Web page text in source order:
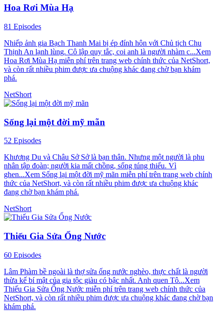
Hoa Rơi Mùa Hạ
81 Episodes
Nhiếp ảnh gia Bạch Thanh Mai bị ép đính hôn với Chủ tịch Chu
Thịnh An lạnh lùng. Cô lập quy tắc, coi anh là người nhàm c...Xem
Hoa Rơi Mùa Hạ miễn phí trên trang web chính thức của NetShort,
và còn rất nhiều phim được ưa chuộng khác đang chờ bạn khám
phá.
NetShort
Sống lại một đời mỹ mãn
52 Episodes
Khương Du và Châu Sở Sở là bạn thân. Nhưng một người là phu
nhân tập đoàn; người kia mất chồng, sống túng thiếu. Vì
ghen...Xem Sống lại một đời mỹ mãn miễn phí trên trang web chính
thức của NetShort, và còn rất nhiều phim được ưa chuộng khác
đang chờ bạn khám phá.
NetShort
Thiếu Gia Sửa Ống Nước
60 Episodes
Lâm Phàm bề ngoài là thợ sửa ống nước nghèo, thực chất là người
thừa kế bí mật của gia tộc giàu có bậc nhất. Anh quen Tô...Xem
Thiếu Gia Sửa Ống Nước miễn phí trên trang web chính thức của
NetShort, và còn rất nhiều phim được ưa chuộng khác đang chờ bạn
khám phá.